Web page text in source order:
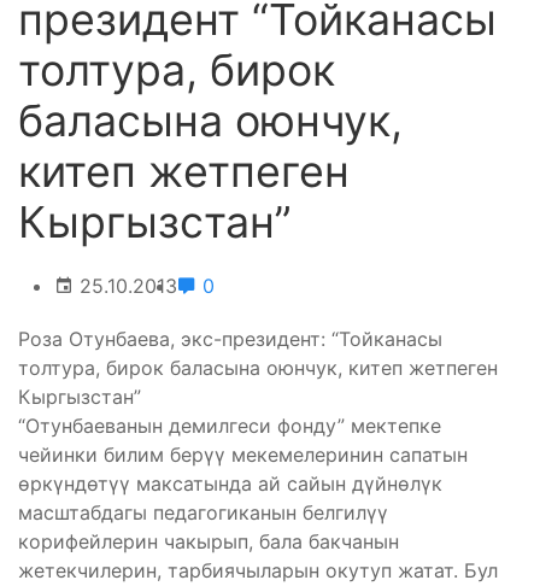
президент “Тойканасы
толтура, бирок
баласына оюнчук,
китеп жетпеген
Кыргызстан”
25.10.2013 0
Роза Отунбаева, экс-президент: “Тойканасы
толтура, бирок баласына оюнчук, китеп жетпеген
Кыргызстан”
“Отунбаеванын демилгеси фонду” мектепке
чейинки билим берүү мекемелеринин сапатын
өркүндөтүү максатында ай сайын дүйнөлүк
масштабдагы педагогиканын белгилүү
корифейлерин чакырып, бала бакчанын
жетекчилерин, тарбиячыларын окутуп жатат. Бул